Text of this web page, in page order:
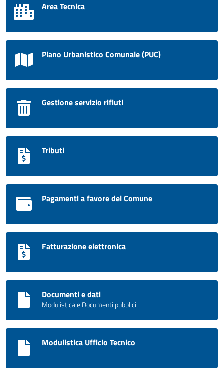
Area Tecnica
Piano Urbanistico Comunale (PUC)
Gestione servizio rifiuti
Tributi
Pagamenti a favore del Comune
Fatturazione elettronica
Documenti e dati
Modulistica e Documenti pubblici
Modulistica Ufficio Tecnico